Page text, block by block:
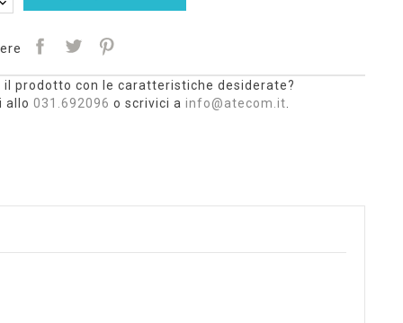
il prodotto con le caratteristiche desiderate?
allo 031.692096 o scrivici a info@atecom.it